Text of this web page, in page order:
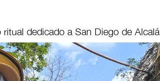
dedicado a San Diego de Alcalá